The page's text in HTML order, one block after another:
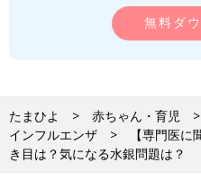
無料ダ
たまひよ 赤ちゃん・育児
インフルエンザ
【専門医
き目は？気になる水銀問題は？